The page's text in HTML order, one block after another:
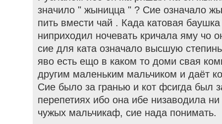
значило " жыницца " ? Сие означало
пить вмести чай . Када катовая
ниприходил ночевать кричала яму чо
сие для ката означало высшую
яво есть ещо в каком то доми свая
другим маленьким мальчиком и даёт
Сие было за гранью и кот фсигда был
перепетиях ибо она ибе низаводила
чужых мальчикаф, сие нада понимать.